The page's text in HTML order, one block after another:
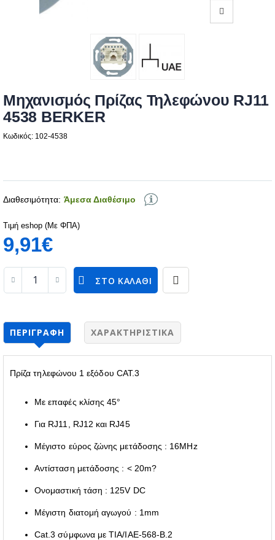
Μηχανισμός Πρίζας Τηλεφώνου RJ11
4538 BERKER
Κωδικός: 102-4538
Διαθεσιμότητα: Άμεσα Διαθέσιμο
Τιμή eshop (Με ΦΠΑ)
9,91€
ΣΤΟ ΚΑΛΆΘΙ
ΠΕΡΙΓΡΑΦΉ ΧΑΡΑΚΤΗΡΙΣΤΙΚΆ
Πρίζα τηλεφώνου 1 εξόδου CAT.3
Με επαφές κλίσης 45°
Για RJ11, RJ12 και RJ45
Μέγιστο εύρος ζώνης μετάδοσης : 16MHz
Αντίσταση μετάδοσης : < 20m?
Ονομαστική τάση : 125V DC
Μέγιστη διατομή αγωγού : 1mm
Cat.3 σύμφωνα με TIA/IAE-568-B.2